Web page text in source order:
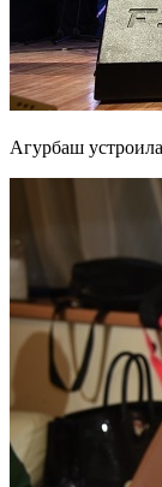
Агурбаш